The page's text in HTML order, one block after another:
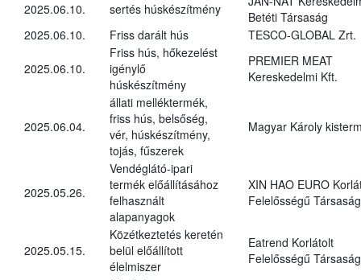
2025.06.10. sertés húskészítmény
Betéti Társaság
2025.06.10.
Friss darált hús TESCO-GLOBAL Zrt.
2025.06.10.
Friss hús, hőkezelést
igénylő
húskészítmény
PREMIER MEAT
Kereskedelmi Kft.
2025.06.04.
állati melléktermék,
friss hús, belsőség,
vér, húskészítmény,
tojás, fűszerek
Magyar Károly
2025.05.26.
Vendéglátó-ipari
termék előállításához
felhasznált
alapanyagok
XIN HAO EURO
Felelősségű Társaság
2025.05.15.
Közétkeztetés keretén
belül előállított
élelmiszer
Eatrend Korlátolt
Felelősségű Társaság